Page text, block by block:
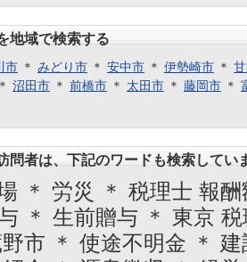
地域で検索する
市 ＊ みどり市 ＊ 安中市 ＊ 伊勢崎市 ＊
＊ 沼田市 ＊ 前橋市 ＊ 太田市 ＊ 藤岡市 ＊
問者は、下記のワードも検索してい
＊ 労災 ＊ 税理士 報
＊ 生前贈与 ＊ 東京
市 ＊ 使途不明金 ＊